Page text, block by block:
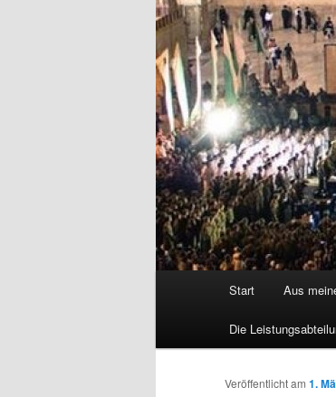
Start Aus
Die
Veröffentlicht am 1.